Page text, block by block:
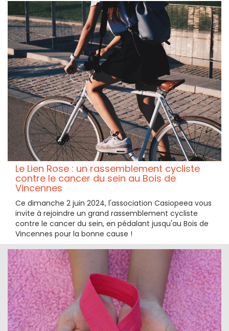
Le Lien Rose : un rassemblement cycliste
contre le cancer du sein au Bois de
Vincennes
Ce dimanche 2 juin 2024, l'association Casiopeea vous
invite à rejoindre un grand rassemblement cycliste
contre le cancer du sein, en pédalant jusqu'au Bois de
Vincennes pour la bonne cause !